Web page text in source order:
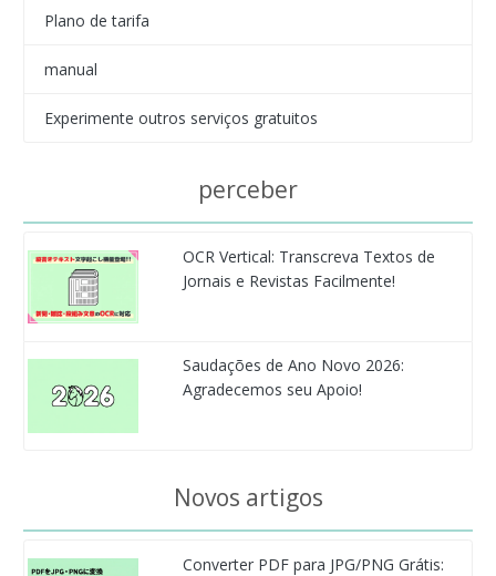
Plano de tarifa
manual
Experimente outros serviços gratuitos
perceber
OCR Vertical: Transcreva Textos de
Jornais e Revistas Facilmente!
Saudações de Ano Novo 2026:
Agradecemos seu Apoio!
Novos artigos
Converter PDF para JPG/PNG Grátis: